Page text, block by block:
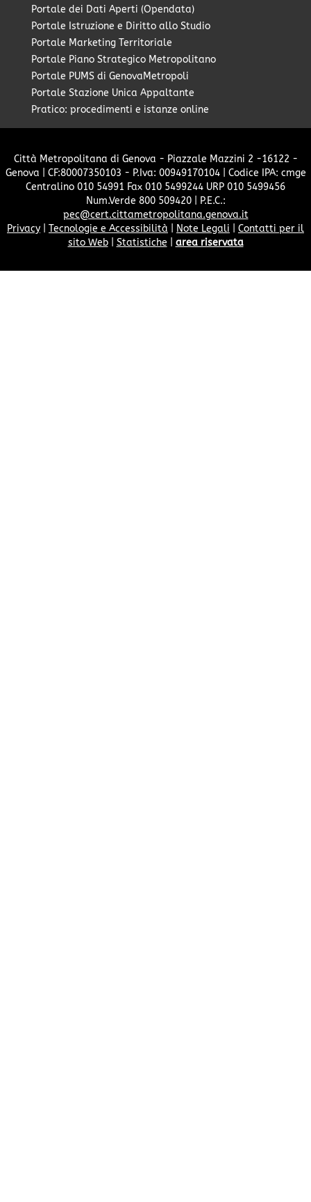
Portale dei Dati Aperti (Opendata)
Portale Istruzione e Diritto allo Studio
Portale Marketing Territoriale
Portale Piano Strategico Metropolitano
Portale PUMS di GenovaMetropoli
Portale Stazione Unica Appaltante
Pratico: procedimenti e istanze online
Città Metropolitana di Genova - Piazzale Mazzini 2 -16122 -
Genova | CF:80007350103 - P.Iva: 00949170104 | Codice IPA: cmge
Centralino 010 54991 Fax 010 5499244 URP 010 5499456
Num.Verde 800 509420 | P.E.C.:
pec@cert.cittametropolitana.genova.it
Privacy
Tecnologie e Accessibilità Note Legali
Contatti per il
sito Web| Statistiche area riservata